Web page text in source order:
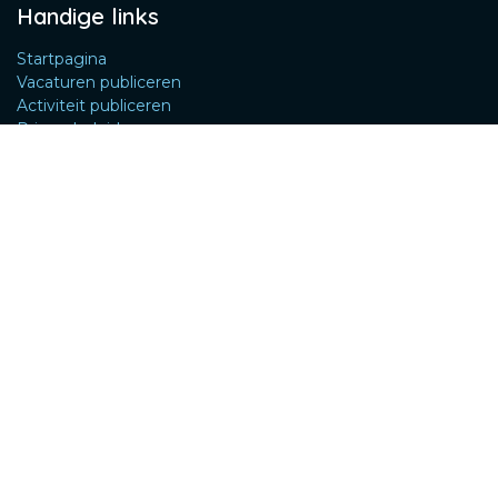
Handige links
Startpagina
Vacaturen publiceren
Activiteit publiceren
Privacybeleid